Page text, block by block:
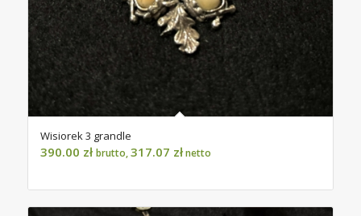
Wisiorek 3 grandle
390.00 zł brutto,317.07 złnetto